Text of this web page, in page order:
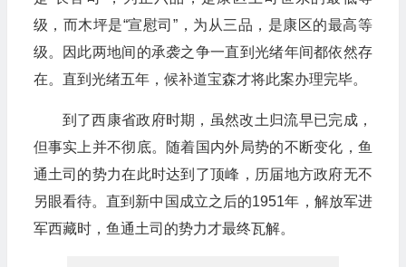
级，而木坪是“宣慰司”，为从三品，是康区的最高等
级。因此两地间的承袭之争一直到光绪年间都依然存
在。直到光绪五年，候补道宝森才将此案办理完毕。
到了西康省政府时期，虽然改土归流早已完成，
但事实上并不彻底。随着国内外局势的不断变化，鱼
通土司的势力在此时达到了顶峰，历届地方政府无不
另眼看待。直到新中国成立之后的1951年，解放军进
军西藏时，鱼通土司的势力才最终瓦解。